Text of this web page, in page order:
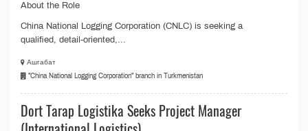
About the Role
China National Logging Corporation (CNLC) is seeking a
qualified, detail-oriented,...
Ашгабат
"China National Logging Corporation" branch in Turkmenistan
Dort Tarap Logistika Seeks Project Manager